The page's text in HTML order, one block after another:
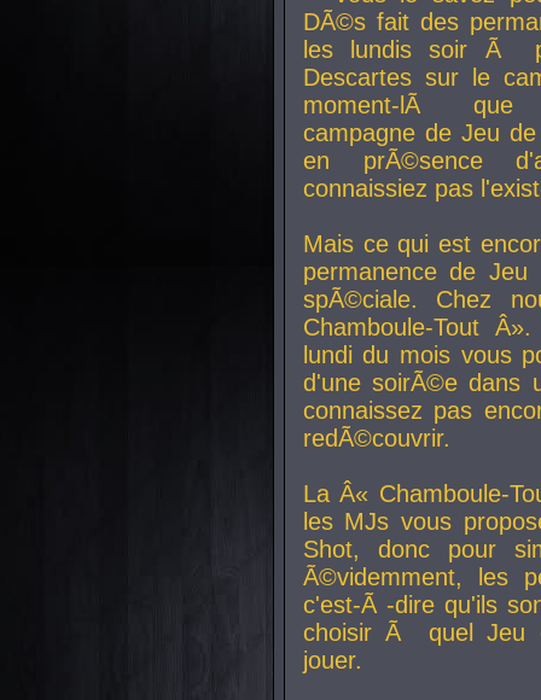
DÃ©s fait des
les lundis soir Ã
Descartes sur le
moment-lÃ que
campagne de Jeu
en prÃ©sence
connaissiez pas
Mais ce qui est
permanence de
spÃ©ciale. Chez
Chamboule-Tout
lundi du mois vous
d'une soirÃ©e dans
connaissez pas
redÃ©couvrir.
La Â« Chamboule-
les MJs vous
Shot, donc pour
Ã©videmment, les
c'est-Ã -dire qu'ils
choisir Ã quel Jeu
jouer.